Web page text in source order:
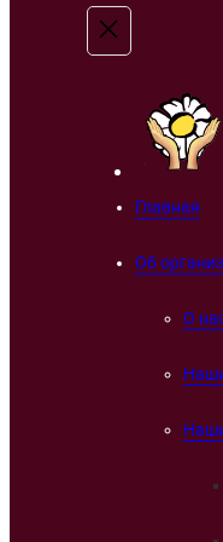
Главная
Об
О